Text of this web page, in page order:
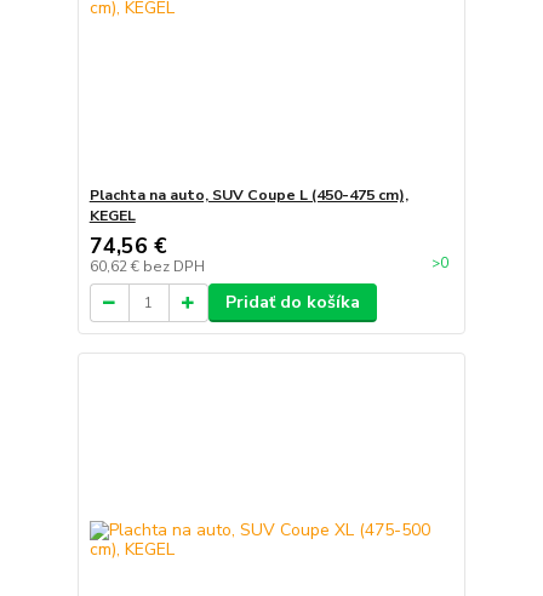
Plachta na auto, SUV Coupe L (450-475 cm),
KEGEL
74,56 €
60,62 € bez DPH >0
Pridať do košíka